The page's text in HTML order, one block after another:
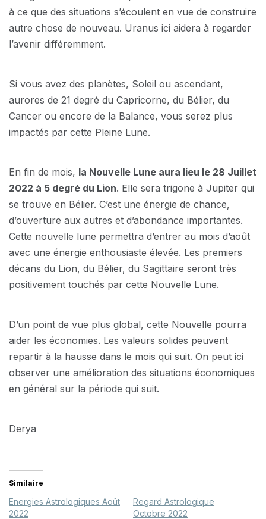
à ce que des situations s’écoulent en vue de construire
autre chose de nouveau. Uranus ici aidera à regarder
l’avenir différemment.
Si vous avez des planètes, Soleil ou ascendant,
aurores de 21 degré du Capricorne, du Bélier, du
Cancer ou encore de la Balance, vous serez plus
impactés par cette Pleine Lune.
En fin de mois, la Nouvelle Lune aura lieu le 28 Juillet
2022 à 5 degré du Lion. Elle sera trigone à Jupiter qui
se trouve en Bélier. C’est une énergie de chance,
d’ouverture aux autres et d’abondance importantes.
Cette nouvelle lune permettra d’entrer au mois d’août
avec une énergie enthousiaste élevée. Les premiers
décans du Lion, du Bélier, du Sagittaire seront très
positivement touchés par cette Nouvelle Lune.
D’un point de vue plus global, cette Nouvelle pourra
aider les économies. Les valeurs solides peuvent
repartir à la hausse dans le mois qui suit. On peut ici
observer une amélioration des situations économiques
en général sur la période qui suit.
Derya
Similaire
Energies Astrologiques Août
2022
Regard Astrologique
Octobre 2022